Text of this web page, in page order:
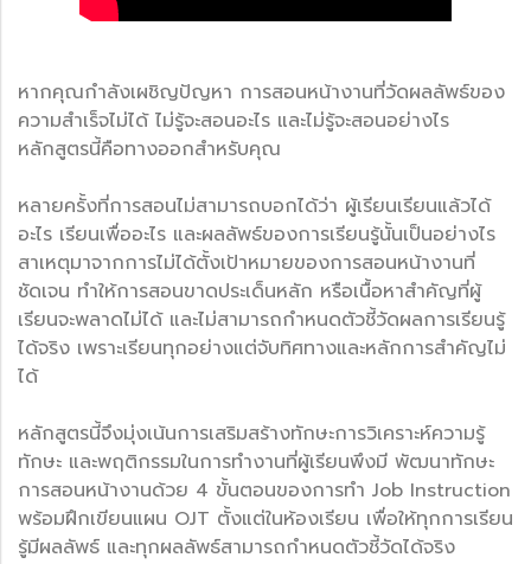
หากคุณกำลังเผชิญปัญหา การสอนหน้างานที่วัดผลลัพธ์ของ
ความสำเร็จไม่ได้ ไม่รู้จะสอนอะไร และไม่รู้จะสอนอย่างไร
หลักสูตรนี้คือทางออกสำหรับคุณ
หลายครั้งที่การสอนไม่สามารถบอกได้ว่า ผู้เรียนเรียนแล้วได้
อะไร เรียนเพื่ออะไร และผลลัพธ์ของการเรียนรู้นั้นเป็นอย่างไร
สาเหตุมาจากการไม่ได้ตั้งเป้าหมายของการสอนหน้างานที่
ชัดเจน ทำให้การสอนขาดประเด็นหลัก หรือเนื้อหาสำคัญที่ผู้
เรียนจะพลาดไม่ได้ และไม่สามารถกำหนดตัวชี้วัดผลการเรียนรู้
ได้จริง เพราะเรียนทุกอย่างแต่จับทิศทางและหลักการสำคัญไม่
ได้
หลักสูตรนี้จึงมุ่งเน้นการเสริมสร้างทักษะการวิเคราะห์ความรู้
ทักษะ และพฤติกรรมในการทำงานที่ผู้เรียนพึงมี พัฒนาทักษะ
การสอนหน้างานด้วย 4 ขั้นตอนของการทำ Job Instruction
พร้อมฝึกเขียนแผน OJT ตั้งแต่ในห้องเรียน เพื่อให้ทุกการเรียน
รู้มีผลลัพธ์ และทุกผลลัพธ์สามารถกำหนดตัวชี้วัดได้จริง